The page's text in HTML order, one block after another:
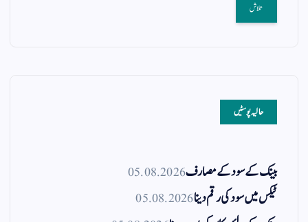
حالیہ پوسٹیں
بینک کے سود کے مصارف05.08.2026
ٹیکس میں سود کی رقم دینا05.08.2026